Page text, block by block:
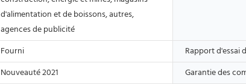
d'alimentation et de boissons, autres,
agences de publicité
Fourni Rapport d'essai
Nouveauté 2021 Garantie des